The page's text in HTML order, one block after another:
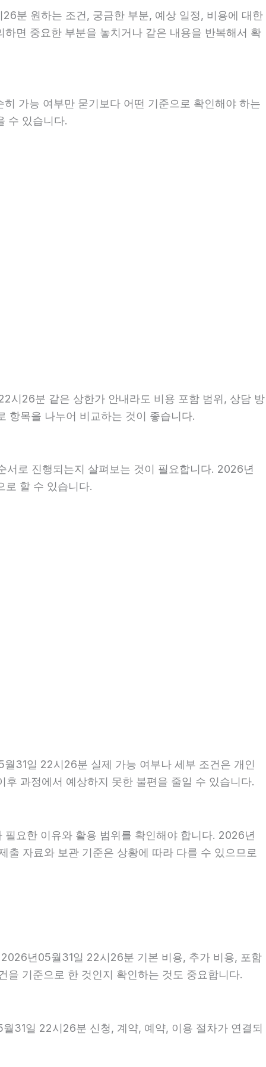
분 원하는 조건, 궁금한 부분, 예상 일정, 비용에 대한
면 중요한 부분을 놓치거나 같은 내용을 반복해서 확
가능 여부만 묻기보다 어떤 기준으로 확인해야 하는
수 있습니다.
시26분 같은 상한가 안내라도 비용 포함 범위, 상담 방
항목을 나누어 비교하는 것이 좋습니다.
로 진행되는지 살펴보는 것이 필요합니다. 2026년
로 할 수 있습니다.
31일 22시26분 실제 가능 여부나 세부 조건은 개인
과정에서 예상하지 못한 불편을 줄일 수 있습니다.
요한 이유와 활용 범위를 확인해야 합니다. 2026년
출 자료와 보관 기준은 상황에 따라 다를 수 있으므로
년05월31일 22시26분 기본 비용, 추가 비용, 포함
기준으로 한 것인지 확인하는 것도 중요합니다.
31일 22시26분 신청, 계약, 예약, 이용 절차가 연결되